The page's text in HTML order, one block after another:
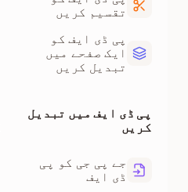
تقسیم کریں
پی ڈی ایف کو
ایک صفحے میں
تبدیل کریں
پی ڈی ایف میں تبدیل
کریں
جے پی جی کو پی
ڈی ایف